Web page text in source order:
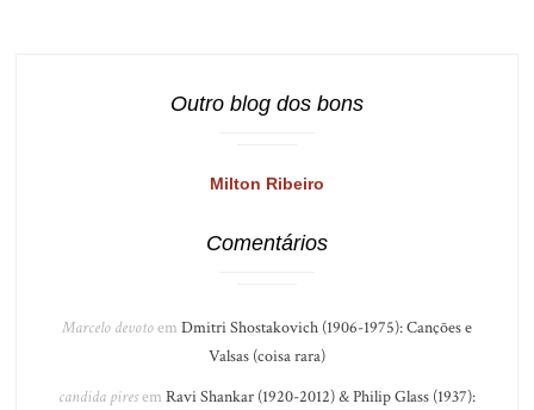
Outro blog dos bons
Milton Ribeiro
Comentários
Marcelo devotoem Dmitri Shostakovich (1906-1975): Canções e
Valsas (coisa rara)
candida piresem Ravi Shankar (1920-2012) & Philip Glass (1937):